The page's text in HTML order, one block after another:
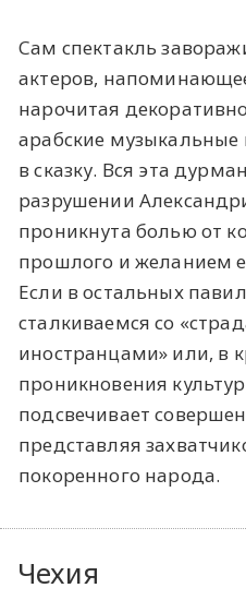
Сам спектакль
актеров,
нарочитая
арабские
в сказку. Вся эта
разрушении
проникнута болью от
прошлого и желанием
Если в остальных
сталкиваемся со
иностранцами» или, в
проникновения
подсвечивает
представляя
покоренного народа.
Чехия